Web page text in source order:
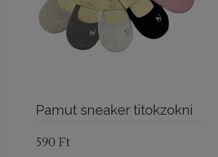
Pamut sneaker titokzokni
590 Ft